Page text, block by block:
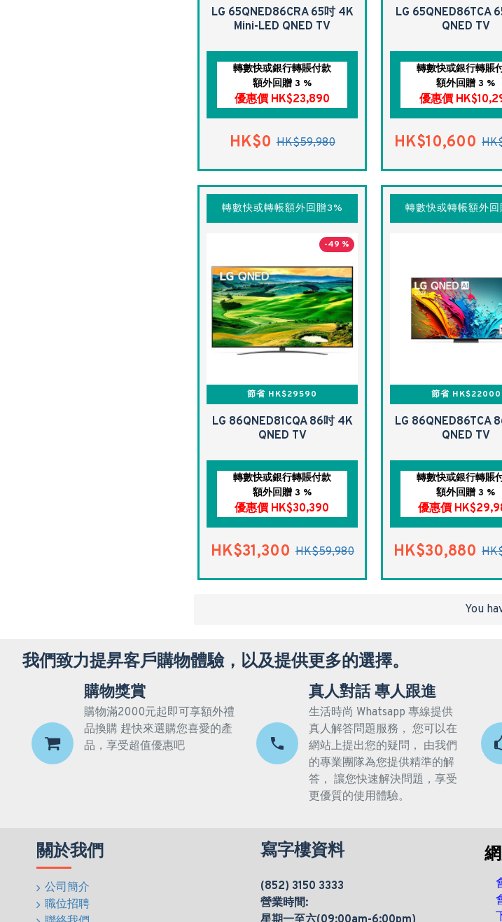
LG 65QNED86CRA 65吋 4K
Mini-LED QNED TV
轉數快或銀行轉賬付款
額外回贈 3 %
優惠價 HK$23,890
HK$0 HK$59,980
LG 65QNED86TCA
QNED TV
轉數快或銀行轉賬
額外回贈 3 %
優惠價
HK$10,600
轉數快或轉帳額外回贈3%
-49 %
節省 HK$29590
LG 86QNED81CQA 86吋 4K
QNED TV
轉數快或銀行轉賬付款
額外回贈 3 %
優惠價 HK$30,390
HK$31,300 HK$59,980
轉數快或轉帳額外回
節省 HK$22000
LG 86QNED86TCA
QNED TV
轉數快或銀行轉賬
額外回贈 3 %
優惠價
HK$30,880
You
我們致力提昇客戶購物體驗，以及提供更多的選擇。
購物獎賞
購物滿2000元起即可享額外禮
品換購 趕快來選購您喜愛的產
品，享受超值優惠吧
真人對話 專人跟進
生活時尚 Whatsapp 專線提供
真人解答問題服務， 您可以在
網站上提出您的疑問， 由我們
的專業團隊為您提供精準的解
答， 讓您快速解決問題，享受
更優質的使用體驗。
關於我們
公司簡介
職位招聘
寫字樓資料
(852) 3150 3333
營業時間: